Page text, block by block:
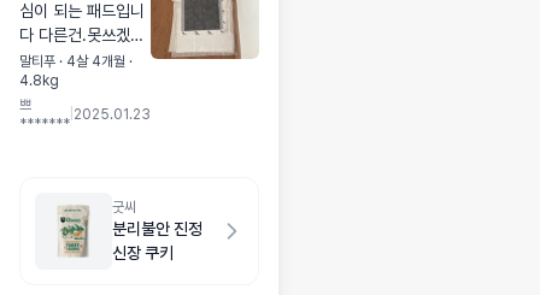
심이 되는 패드입니
다 다른건.못쓰겠어
요 두툼하고 잘새지
않고 냄새도 걱정없
는 프로도기만 사용
말티푸 · 4살 4개월 ·
4.8kg
쁘
*******
2025.01.23
굿씨
분리불안 진정
신장 쿠키